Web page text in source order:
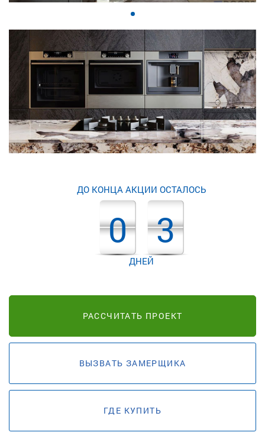
ДО КОНЦА АКЦИИ ОСТАЛОСЬ
0 3
ДНЕЙ
РАССЧИТАТЬ ПРОЕКТ
ВЫЗВАТЬ ЗАМЕРЩИКА
ГДЕ КУПИТЬ